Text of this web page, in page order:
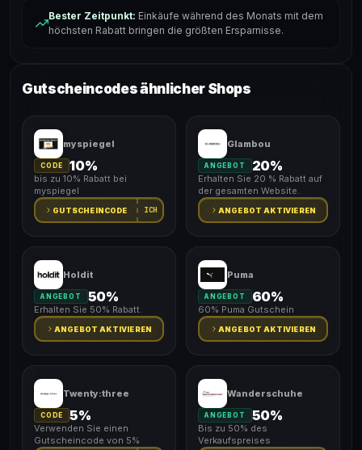
Bester Zeitpunkt: Einkäufe während des Monats mit dem
höchsten Rabatt bringen die größten Ersparnisse.
Gutscheincodes ähnlicher Shops
myspiegel
CODE 10%
bis zu 10% Rabatt bei
myspiegel
GUTSCHEINCODE ICH
Glambou
ANGEBOT 20%
Erhalten Sie 20 % Rabatt auf
der gesamten Website.
ANGEBOT AKTIVIEREN
Holdit
ANGEBOT 50%
Erhalten Sie 50% Rabatt.
ANGEBOT AKTIVIEREN
Puma
ANGEBOT 60%
60% Puma Gutschein
ANGEBOT AKTIVIEREN
Twenty:three
CODE 5%
Verwenden Sie einen
Gutscheincode von 5%
Wanderschuhe
ANGEBOT 50%
Bis zu 50% des
Verkaufspreises